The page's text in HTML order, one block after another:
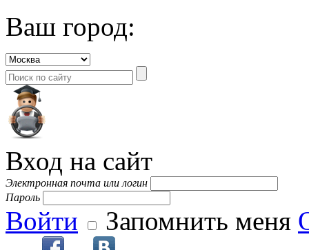
Ваш город:
Вход на сайт
Электронная почта или логин
Пароль
Войти Запомнить меня